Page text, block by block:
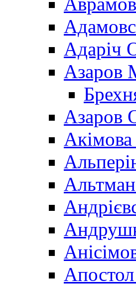
Адаріч
Азаров
Азаров
Акімова